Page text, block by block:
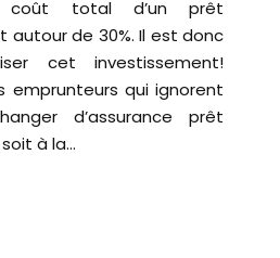
coût total d’un prêt
autour de 30%. Il est donc
cet investissement!
emprunteurs qui ignorent
d’assurance prêt
à la…